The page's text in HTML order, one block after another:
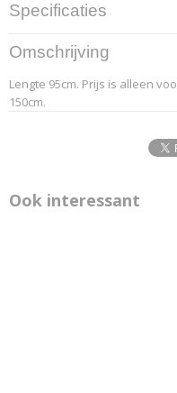
Specificaties
Productcode leverancier
4.1
Afmetingen (l,b,h)
95 x 150 x 0 cm
Omschrijving
Lengte 95cm. Prijs is alleen
150cm.
Ook interessant